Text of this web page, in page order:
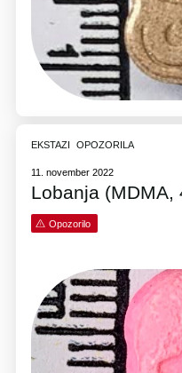
EKSTAZI OPOZORILA
11. november 2022
Lobanja (MDMA,
Opozorilo